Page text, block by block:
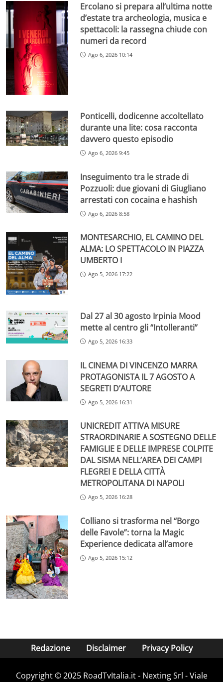
Ercolano si prepara all’ultima notte
d’estate tra archeologia, musica e
spettacoli: la rassegna chiude con
numeri da record
Ago 6, 2026 10:14
Ponticelli, dodicenne accoltellato
durante una lite: cosa racconta
davvero questo episodio
Ago 6, 2026 9:45
Inseguimento tra le strade di
Pozzuoli: due giovani di Giugliano
arrestati con cocaina e hashish
Ago 6, 2026 8:58
MONTESARCHIO, EL CAMINO DEL
ALMA: LO SPETTACOLO IN PIAZZA
UMBERTO I
Ago 5, 2026 17:22
Dal 27 al 30 agosto Irpinia Mood
mette al centro gli “Intolleranti”
Ago 5, 2026 16:33
IL CINEMA DI VINCENZO MARRA
PROTAGONISTA IL 7 AGOSTO A
SEGRETI D’AUTORE
Ago 5, 2026 16:31
UNICREDIT ATTIVA MISURE
STRAORDINARIE A SOSTEGNO DELLE
FAMIGLIE E DELLE IMPRESE COLPITE
DAL SISMA NELL’AREA DEI CAMPI
FLEGREI E DELLA CITTÀ
METROPOLITANA DI NAPOLI
Ago 5, 2026 16:28
Colliano si trasforma nel “Borgo
delle Favole”: torna la Magic
Experience dedicata all’amore
Ago 5, 2026 15:12
Redazione Disclaimer Privacy Policy
Copyright ©️ 2025 RoadTvItalia.it - Nexting Srl - Viale